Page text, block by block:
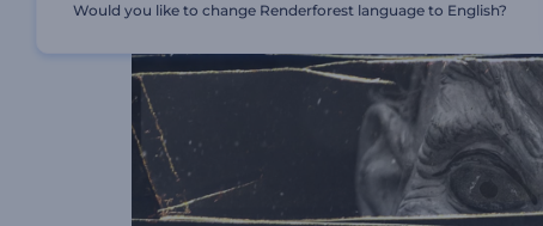
Would you like to change Renderforest language to English?